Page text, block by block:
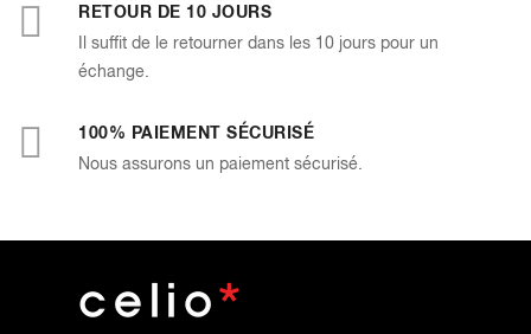
RETOUR DE 10 JOURS
Il suffit de le retourner dans les 10 jours pour un
échange.
100% PAIEMENT SÉCURISÉ
Nous assurons un paiement sécurisé.